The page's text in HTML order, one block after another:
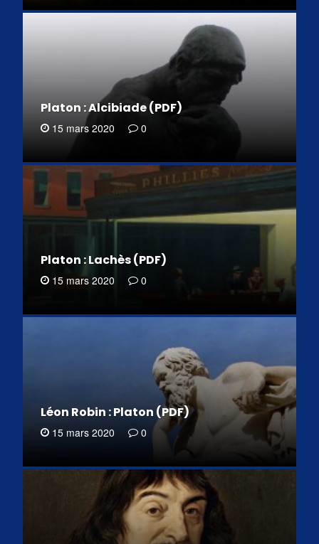
Platon : Alcibiade (PDF)
15 mars 2020 0
Platon : Lachès (PDF)
15 mars 2020 0
Léon Robin : Platon (PDF)
15 mars 2020 0